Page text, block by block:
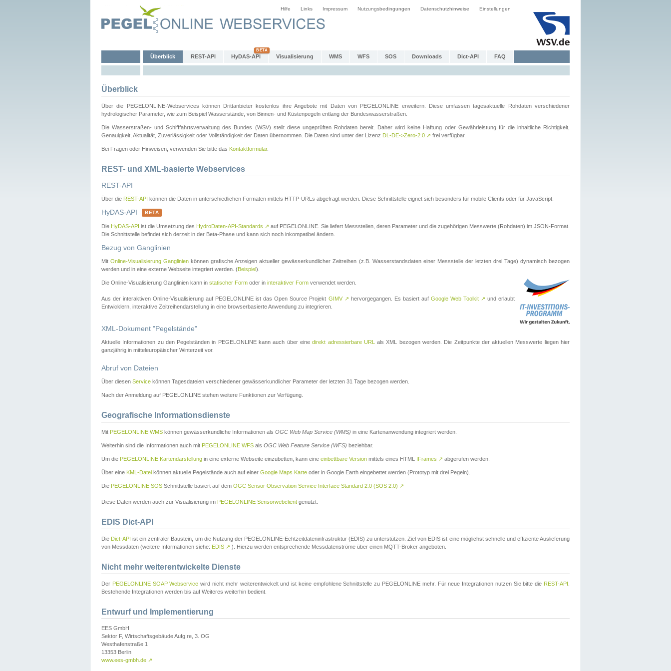
Hilfe Links Impressum Nutzungsbedingungen Datenschutzhinweise Einstellungen
Überblick REST-API HyDAS-API Visualisierung WMS WFS SOS Downloads Dict-API FAQ
Überblick
Über die PEGELONLINE-Webservices können Drittanbieter kostenlos ihre Angebote mit Daten von PEGELONLINE erweitern. Diese umfassen tagesaktuelle Rohdaten verschiedener
hydrologischer Parameter, wie zum Beispiel Wasserstände, von Binnen- und Küstenpegeln entlang der Bundeswasserstraßen.
Die Wasserstraßen- und Schifffahrtsverwaltung des Bundes (WSV) stellt diese ungeprüften Rohdaten bereit. Daher wird keine Haftung oder Gewährleistung für die inhaltliche Richtigkeit,
Genauigkeit, Aktualität, Zuverlässigkeit oder Vollständigkeit der Daten übernommen. Die Daten sind unter der Lizenz DL-DE->Zero-2.0 ↗ frei verfügbar.
Bei Fragen oder Hinweisen, verwenden Sie bitte das Kontaktformular.
REST- und XML-basierte Webservices
REST-API
Über die REST-API können die Daten in unterschiedlichen Formaten mittels HTTP-URLs abgefragt werden. Diese Schnittstelle eignet sich besonders für mobile Clients oder für JavaScript.
HyDAS-API BETA
Die HyDAS-API ist die Umsetzung des HydroDaten-API-Standards ↗ auf PEGELONLINE. Sie liefert Messstellen, deren Parameter und die zugehörigen Messwerte (Rohdaten) im JSON-Format.
Die Schnittstelle befindet sich derzeit in der Beta-Phase und kann sich noch inkompatibel ändern.
Bezug von Ganglinien
MitOnline-Visualisierung Ganglinien können grafische Anzeigen aktueller gewässerkundlicher Zeitreihen (z.B. Wasserstandsdaten einer Messstelle der letzten drei Tage) dynamisch bezogen
werden und in eine externe Webseite integriert werden. (Beispiel).
Die Online-Visualisierung Ganglinien kann in statischer Form oder in interaktiver Form verwendet werden.
Aus der interaktiven Online-Visualisierung auf PEGELONLINE ist das Open Source Projekt GIMV ↗ hervorgegangen. Es basiert auf Google Web Toolkit ↗ und erlaubt
Entwicklern, interaktive Zeitreihendarstellung in eine browserbasierte Anwendung zu integrieren.
XML-Dokument "Pegelstände"
Aktuelle Informationen zu den Pegelständen in PEGELONLINE kann auch über einedirekt adressierbare URL
als XML bezogen werden. Die Zeitpunkte der aktuellen Messwerte liegen hier
ganzjährig in mitteleuropäischer Winterzeit vor.
Abruf von Dateien
Über diesen Service können Tagesdateien verschiedener gewässerkundlicher Parameter der letzten 31 Tage bezogen werden.
Nach der Anmeldung auf PEGELONLINE stehen weitere Funktionen zur Verfügung.
Geografische Informationsdienste
Mit PEGELONLINE WMS können gewässerkundliche Informationen als OGC Web Map Service (WMS) in eine Kartenanwendung integriert werden.
Weiterhin sind die Informationen auch mit PEGELONLINE WFS als OGC Web Feature Service (WFS) beziehbar.
Um die PEGELONLINE Kartendarstellung in eine externe Webseite einzubetten, kann eine einbettbare Version mittels eines HTML IFrames ↗ abgerufen werden.
Über eine KML-Datei können aktuelle Pegelstände auch auf einer Google Maps Karte oder in Google Earth eingebettet werden (Prototyp mit drei Pegeln).
Die PEGELONLINE SOS Schnittstelle basiert auf dem OGC Sensor Observation Service Interface Standard 2.0 (SOS 2.0) ↗
Diese Daten werden auch zur Visualisierung im PEGELONLINE Sensorwebclient genutzt.
EDIS Dict-API
Die Dict-API ist ein zentraler Baustein, um die Nutzung der PEGELONLINE-Echtzeitdateninfrastruktur (EDIS) zu unterstützen. Ziel von EDIS ist eine möglichst schnelle und effiziente Auslieferung
von Messdaten (weitere Informationen siehe: EDIS ↗ ). Hierzu werden entsprechende Messdatenströme über einen MQTT-Broker angeboten.
Nicht mehr weiterentwickelte Dienste
Der PEGELONLINE SOAP Webservice wird nicht mehr weiterentwickelt und ist keine empfohlene Schnittstelle zu PEGELONLINE mehr. Für neue Integrationen nutzen Sie bitte die REST-API
Bestehende Integrationen werden bis auf Weiteres weiterhin bedient.
Entwurf und Implementierung
EES GmbH
Sektor F, Wirtschaftsgebäude Aufg.re, 3. OG
Westhafenstraße 1
13353 Berlin
www.ees-gmbh.de ↗